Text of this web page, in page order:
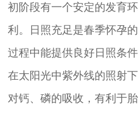
初阶段有一个安定的发育
利。日照充足是春季怀孕
过程中能提供良好日照条
在太阳光中紫外线的照射
对钙、磷的吸收，有利于